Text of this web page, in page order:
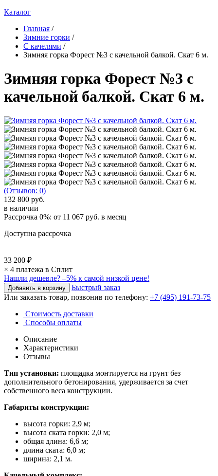
Каталог
Главная /
Зимние горки /
С качелями /
Зимняя горка Форест №3 с качельной балкой. Скат 6 м.
Зимняя горка Форест №3 с
качельной балкой. Скат 6 м.
(Отзывов: 0)
132 800 руб.
в наличии
Рассрочка 0%: от 11 067 руб. в месяц
Доступна рассрочка
33 200 ₽
× 4 платежа в Сплит
Нашли дешевле? –5% к самой низкой цене!
Быстрый заказ
Или заказать товар, позвонив по телефону: +7 (495) 191-73-75
Стоимость доставки
Способы оплаты
Описание
Характеристики
Отзывы
Тип установки: площадка монтируется на грунт без
дополнительного бетонирования, удерживается за счет
собственного веса конструкции.
Габариты конструкции:
высота горки: 2,9 м;
высота ската горки: 2,0 м;
общая длина: 6,6 м;
длина ската: 6,0 м;
ширина: 2,1 м.